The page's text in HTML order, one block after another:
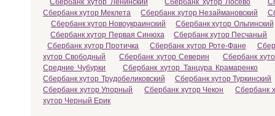
Сбербанк хутор Ленинский
Сбербанк хутор Лосево
Сбербанк хутор Меклета
Сбербанк хутор Незаймановский
Сбербанк хутор Новоукраинский
Сбербанк хутор Ольгинский
Сбербанк хутор Первая Синюха
Сбербанк хутор Песчаный
Сбербанк хутор Протичка
Сбербанк хутор Роте-Фане
хутор Свободный
Сбербанк хутор Северин
Сбербанк
Средние Чубурки
Сбербанк хутор Танцура Крамаренко
Сбербанк хутор Трудобеликовский
Сбербанк хутор Туркинский
Сбербанк хутор Упорный
Сбербанк хутор Чекон
Сбербанк
хутор Черный Ерик